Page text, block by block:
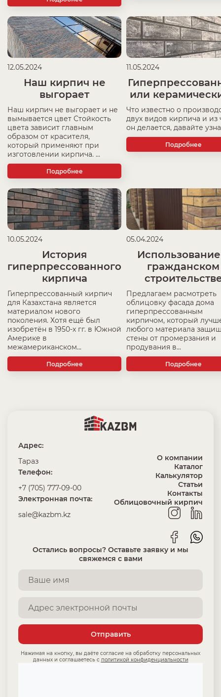
12.05.2024
Наш кирпич не
выгорает
Наш кирпич не выгорает и не
вымывается цвет Стойкость
цвета зависит главным
образом от красителя,
который применяют при
изготовлении кирпича. ...
Подробнее
11.05.2024
или
Что известно о
двух видов кирпича и из
он делается, давайте
Подробнее
10.05.2024
История
гиперпрессованного
кирпича
Гиперпрессованный кирпич
для Казахстана является
материалом нового
поколения. Хотя ещё был
изобретён в 1950-х гг. в Южной
Америке в
межамериканском...
Подробнее
05.04.2024
гражданском
Предлагаем расмотреть
облицовку фасада дома
гиперпрессованным
кирпичом, который
любого материала
стены от промерзания и
продувания в...
Подробнее
Адрес:
Тараз
Телефон:
+7 (705) 777-09-00
Электронная почта:
sale@kazbm.kz
О компании
Каталог
Калькулятор
Статьи
Контакты
Облицовочный кирпич
Остались вопросы? Оставьте заявку и мы
свяжемся с вами
Отправить
Нажимая на кнопку, вы даёте согласие на обработку персональных
данных и соглашаетесь с политикой конфиденциальности